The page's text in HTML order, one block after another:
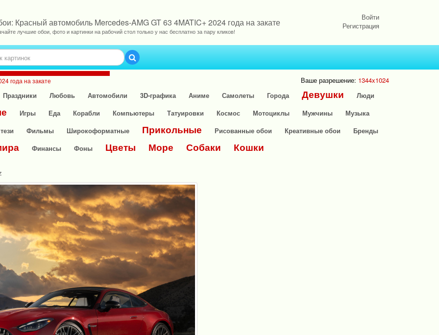
Красный автомобиль Mercedes-AMG GT 63 4MATIC+ 2024 года на закате
лучшие обои, фото и картинки на рабочий стол только у нас бесплатно за пару кликов!
Войти
Регистрация
года на закате Ваше разрешение: 1344x1024
Праздники
Любовь Автомобили 3D-графика Аниме Самолеты Города Девушки Люди
Игры Еда Корабли Компьютеры Татуировки Космос Мотоциклы Мужчины
Музыка
Фильмы Широкоформатные Прикольные Рисованные обои Креативные обои Бренды
Финансы Фоны Цветы Море Собаки Кошки